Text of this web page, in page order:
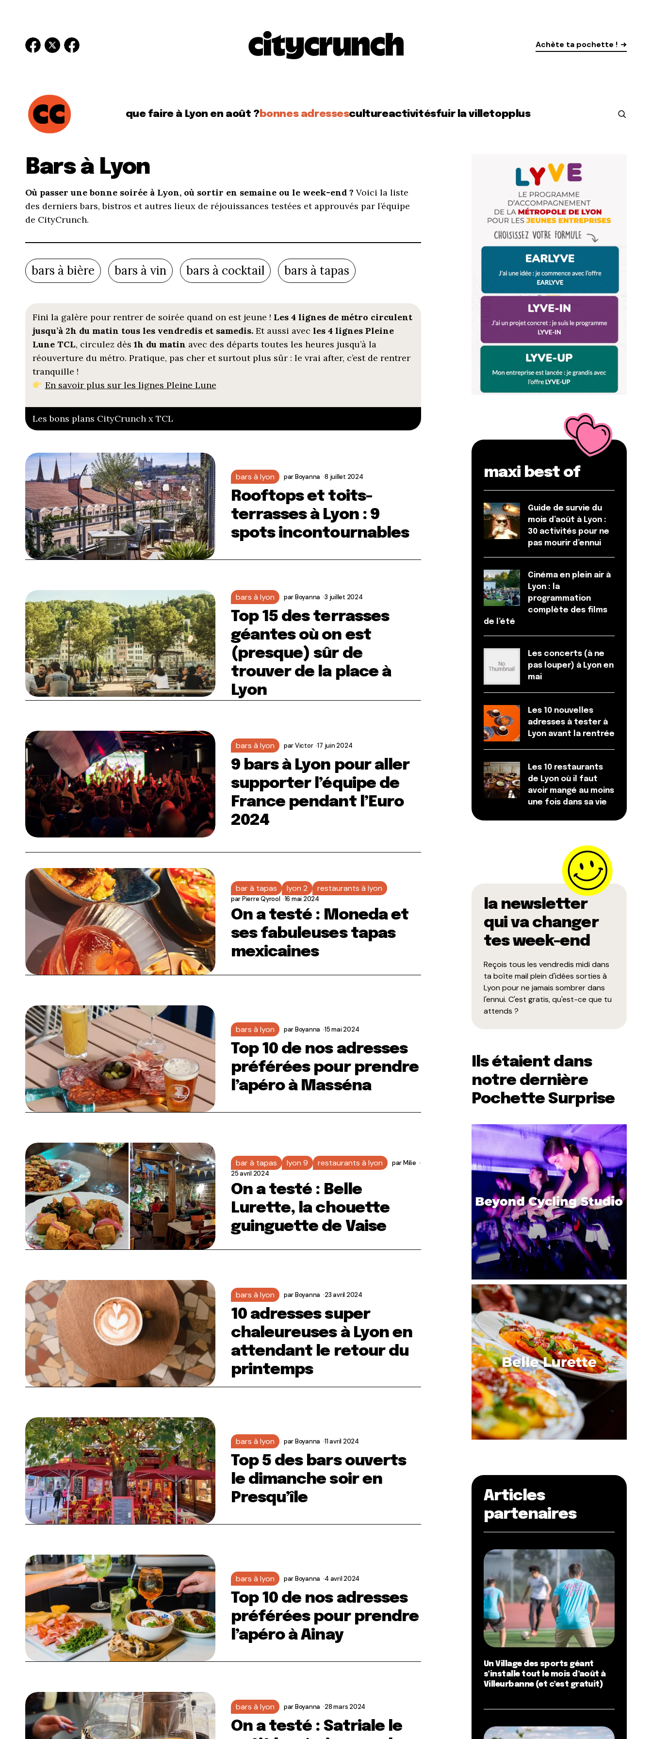
Achète ta pochette !
que faire à Lyon en août ?bonnes adressescultureactivitésfuir la villetopplus
Bars à Lyon
Où passer une bonne soirée à Lyon, où sortir en semaine ou le week-end ? Voici la liste
des derniers bars, bistros et autres lieux de réjouissances testées et approuvés par l’équipe
de CityCrunch.
bars à bière bars à vin bars à cocktail bars à tapas
Fini la galère pour rentrer de soirée quand on est jeune ! Les 4 lignes de métro circulent
jusqu’à 2h du matin tous les vendredis et samedis. Et aussi avec les 4 lignes Pleine
Lune TCL, circulez dès 1h du matin avec des départs toutes les heures jusqu’à la
réouverture du métro. Pratique, pas cher et surtout plus sûr : le vrai after, c’est de rentrer
tranquille !
En savoir plus sur les lignes Pleine Lune
Les bons plans CityCrunch x TCL
bars à lyon parBoyanna 8 juillet 2024
Rooftops et toits-
terrasses à Lyon : 9
spots incontournables
bars à lyon parBoyanna 3 juillet 2024
Top 15 des terrasses
géantes où on est
(presque) sûr de
trouver de la place à
Lyon
bars à lyon parVictor 17 juin 2024
9 bars à Lyon pour aller
supporter l’équipe de
France pendant l’Euro
2024
bar à tapas lyon 2 restaurants à lyon
parPierre Qyrool 16 mai 2024
On a testé : Moneda et
ses fabuleuses tapas
mexicaines
bars à lyon parBoyanna 15 mai 2024
Top 10 de nos adresses
préférées pour prendre
l’apéro à Masséna
bar à tapas lyon 9 restaurants à lyon parMilie
25 avril 2024
On a testé : Belle
Lurette, la chouette
guinguette de Vaise
bars à lyon parBoyanna 23 avril 2024
10 adresses super
chaleureuses à Lyon en
attendant le retour du
printemps
bars à lyon parBoyanna 11 avril 2024
Top 5 des bars ouverts
le dimanche soir en
Presqu’île
bars à lyon parBoyanna 4 avril 2024
Top 10 de nos adresses
préférées pour prendre
l’apéro à Ainay
bars à lyon parBoyanna 28 mars 2024
On a testé : Satriale le
maxi best of
Guide de survie du
mois d’août à Lyon :
30 activités pour ne
pas mourir d’ennui
Cinéma en plein air à
Lyon : la
programmation
complète des films
de l’été
Les concerts (à ne
pas louper) à Lyon en
mai
Les 10 nouvelles
adresses à tester à
Lyon avant la rentrée
Les 10 restaurants
de Lyon où il faut
avoir mangé au moins
une fois dans sa vie
la newsletter
qui va changer
tes week-end
Reçois tous les vendredis midi dans
ta boîte mail plein d'idées sorties à
Lyon pour ne jamais sombrer dans
l'ennui. C'est gratis, qu'est-ce que tu
attends ?
Ils étaient dans
notre dernière
Pochette Surprise
Articles
partenaires
Un Village des sports géant
s’installe tout le mois d’août à
Villeurbanne (et c’est gratuit)